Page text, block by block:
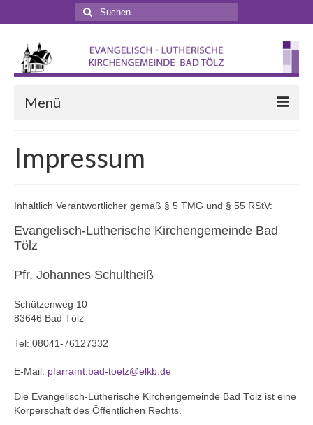
Suchen
nach:
Menü
Veranstaltungen
Gottesdienste
Pilgern
Gemeinde
Mitarbeitende
Pfarrteam
Impressum
Inhaltlich Verantwortlicher gemäß § 5 TMG und § 55 RStV:
Evangelisch-Lutherische Kirchengemeinde Bad
Tölz
Pfr. Johannes Schultheiß
Schützenweg 10
83646 Bad Tölz
Tel: 08041-76127332
E-Mail: pfarramt.bad-toelz@elkb.de
Die Evangelisch-Lutherische Kirchengemeinde Bad Tölz ist eine
Körperschaft des Öffentlichen Rechts.